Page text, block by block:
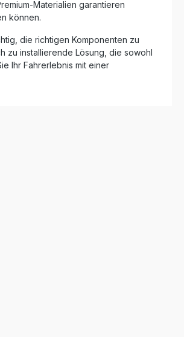
Materialien garantieren
können.
die richtigen Komponenten zu
zu installierende Lösung, die sowohl
Ihr Fahrerlebnis mit einer